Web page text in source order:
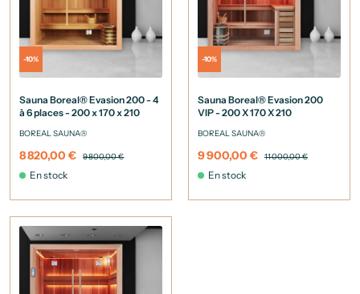
-10%
Sauna Boreal® Evasion 200 - 4
à 6 places - 200 x 170 x 210
BOREAL SAUNA®
8 820,00 € 9 800,00 €
En stock
-10%
Sauna Boreal® Evasion 200
VIP - 200 X 170 X 210
BOREAL SAUNA®
9 900,00 € 11 000,00 €
En stock